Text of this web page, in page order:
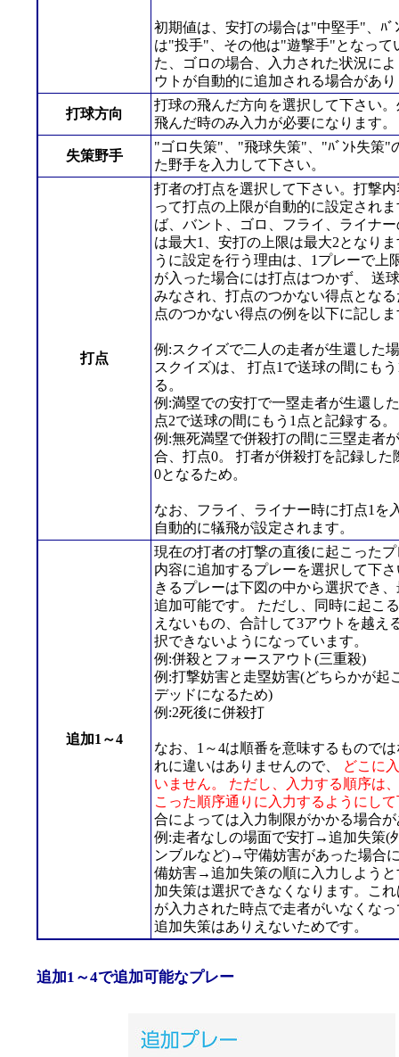
初期値は、安打の場合は"中堅手"、ﾊﾞ
は"投手"、その他は"遊撃手"となって
た、ゴロの場合、入力された状況に
ウトが自動的に追加される場合があ
打球方向
打球の飛んだ方向を選択して下さい
飛んだ時のみ入力が必要になります。
失策野手
"ゴロ失策"、"飛球失策"、"ﾊﾞﾝﾄ失策"
た野手を入力して下さい。
打点
打者の打点を選択して下さい。打撃
って打点の上限が自動的に設定され
ば、バント、ゴロ、フライ、ライナ
は最大1、安打の上限は最大2となり
うに設定を行う理由は、1プレーで上
が入った場合には打点はつかず、 送
みなされ、打点のつかない得点とな
点のつかない得点の例を以下に記し
例:スクイズで二人の走者が生還した
スクイズ)は、 打点1で送球の間にも
る。
例:満塁での安打で一塁走者が生還し
点2で送球の間にもう1点と記録する。
例:無死満塁で併殺打の間に三塁走者
合、打点0。 打者が併殺打を記録した
0となるため。
なお、フライ、ライナー時に打点1を
自動的に犠飛が設定されます。
追加1～4
現在の打者の打撃の直後に起こった
内容に追加するプレーを選択して下
きるプレーは下図の中から選択でき
追加可能です。 ただし、同時に起こ
えないもの、合計して3アウトを越え
択できないようになっています。
例:併殺とフォースアウト(三重殺)
例:打撃妨害と走塁妨害(どちらかが起
デッドになるため)
例:2死後に併殺打
なお、1～4は順番を意味するもので
れに違いはありませんので、
どこに
いません。 ただし、入力する順序は
こった順序通りに入力するようにし
合によっては入力制限がかかる場合
例:走者なしの場面で安打→追加失策(
ンブルなど)→守備妨害があった場合
備妨害→追加失策の順に入力しようと
加失策は選択できなくなります。こ
が入力された時点で走者がいなくな
追加失策はありえないためです。
追加1～4で追加可能なプレー